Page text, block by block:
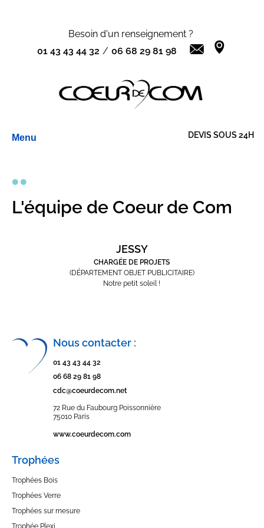
Besoin d'un renseignement ?
01 43 43 44 32 / 06 68 29 81 98
Menu DEVIS SOUS 24H
L'équipe de Coeur de Com
JESSY
CHARGÉE DE PROJETS
(DÉPARTEMENT OBJET PUBLICITAIRE)
Notre petit soleil !
Nous contacter :
01 43 43 44 32
06 68 29 81 98
cdc@coeurdecom.net
72 Rue du Faubourg Poissonnière
75010 Paris
www.coeurdecom.com
Trophées
Trophées Bois
Trophées Verre
Trophées sur mesure
Trophée Plexi